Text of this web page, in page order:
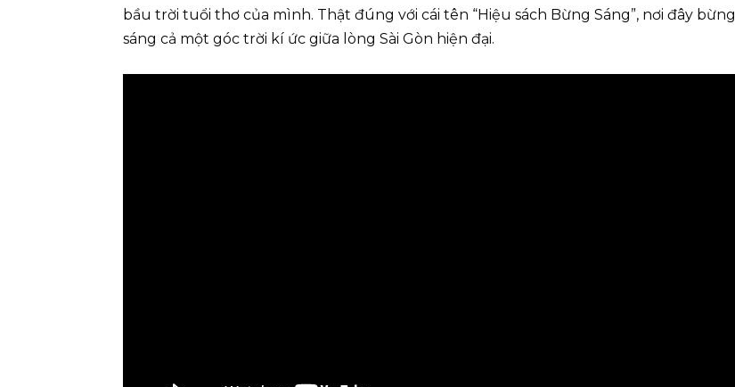
bầu trời tuổi thơ của mình. Thật đúng với cái tên “Hiệu sách Bừng Sáng”, nơi đây bừng
sáng cả một góc trời kí ức giữa lòng Sài Gòn hiện đại.